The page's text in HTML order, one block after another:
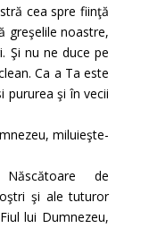
cea spre fiinţă
greşelile noastre,
Şi nu ne duce pe
Ca a Ta este
pururea şi în vecii
miluieşte-
de
şi ale tuturor
lui Dumnezeu,